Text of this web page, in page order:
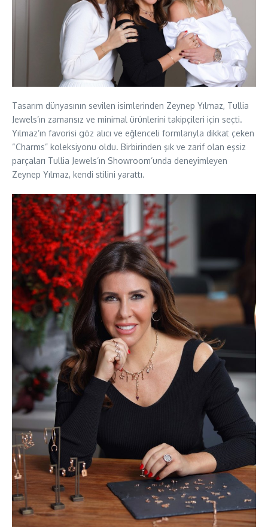
Tasarım dünyasının sevilen isimlerinden Zeynep Yılmaz, Tullia
Jewels’ın zamansız ve minimal ürünlerini takipçileri için seçti.
Yılmaz’ın favorisi göz alıcı ve eğlenceli formlarıyla dikkat çeken
“Charms” koleksiyonu oldu. Birbirinden şık ve zarif olan eşsiz
parçaları Tullia Jewels’ın Showroom’unda deneyimleyen
Zeynep Yılmaz, kendi stilini yarattı.